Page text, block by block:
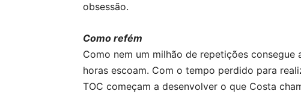
obsessão.
Como refém
Como nem um milhão de repetições
horas escoam. Com o tempo perdido para
TOC começam a desenvolver o que Costa